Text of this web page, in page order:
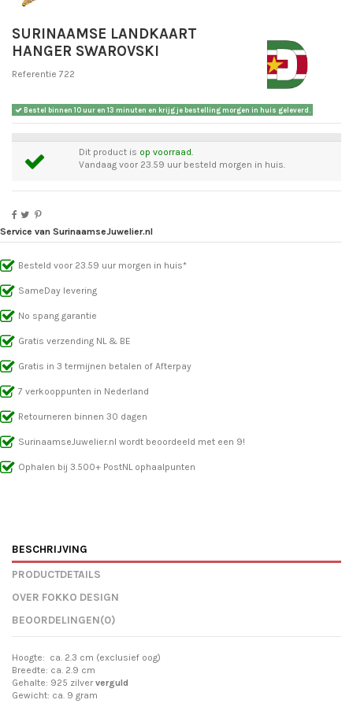
SURINAAMSE LANDKAART
HANGER SWAROVSKI
Referentie 722
Bestel binnen 10 uur en 13 minuten en krijg je bestelling morgen in huis geleverd.
Dit product is op voorraad.
Vandaag voor 23.59 uur besteld morgen in huis.
Service van SurinaamseJuwelier.nl
Besteld voor 23.59 uur morgen in huis*
SameDay levering
No spang garantie
Gratis verzending NL & BE
Gratis in 3 termijnen betalen of Afterpay
7 verkooppunten in Nederland
Retourneren binnen 30 dagen
SurinaamseJuwelier.nl wordt beoordeeld met een 9!
Ophalen bij 3.500+ PostNL ophaalpunten
BESCHRIJVING
PRODUCTDETAILS
OVER FOKKO DESIGN
BEOORDELINGEN(0)
Hoogte: ca. 2.3 cm (exclusief oog)
Breedte: ca. 2.9 cm
Gehalte: 925 zilver verguld
Gewicht: ca. 9 gram